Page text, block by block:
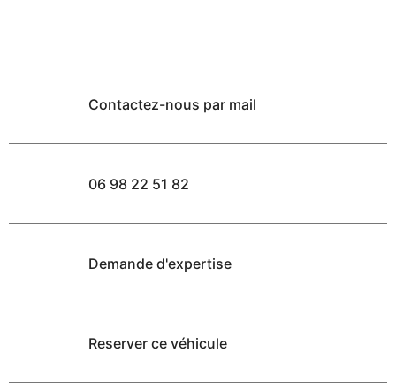
Contactez-nous par mail
06 98 22 51 82
Demande d'expertise
Reserver ce véhicule